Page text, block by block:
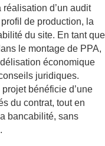
d’un audit
de production, la
du site. En tant que
le montage de PPA,
économique
juridiques.
bénéficie d’une
du contrat, tout en
bancabilité, sans